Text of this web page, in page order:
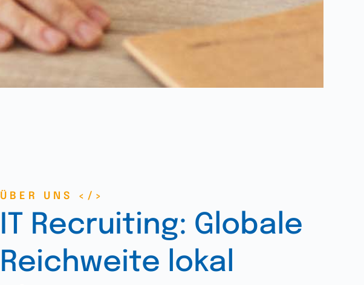
ÜBER UNS </>
IT Recruiting: Globale
Reichweite lokal